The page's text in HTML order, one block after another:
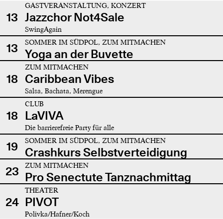
13
GASTVERANSTALTUNG, KONZERT
Jazzchor Not4Sale
SwingAgain
13 SOMMER IM SÜDPOL, ZUM MITMACHEN
Yoga an der Buvette
18
ZUM MITMACHEN
Caribbean Vibes
Salsa, Bachata, Merengue
18
CLUB
LaVIVA
Die barrierefreie Party für alle
19 SOMMER IM SÜDPOL, ZUM MITMACHEN
Crashkurs Selbstverteidigung
23
ZUM MITMACHEN
Pro Senectute Tanznachmittag
24
THEATER
PIVOT
Polivka/Hafner/Koch